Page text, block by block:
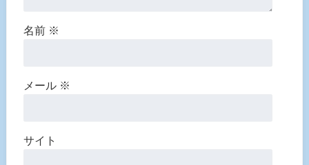
名前 ※
メール ※
サイト